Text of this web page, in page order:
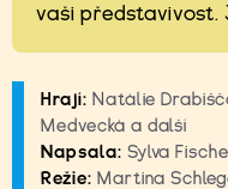
vaši představivost.
Hrají: Natálie
Medvecká a další
Napsala: Sylva
Režie: Martina